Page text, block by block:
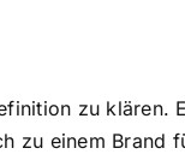
zu klären.
zu einem Brand